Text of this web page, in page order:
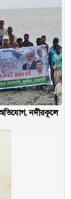
নদীরকূলে